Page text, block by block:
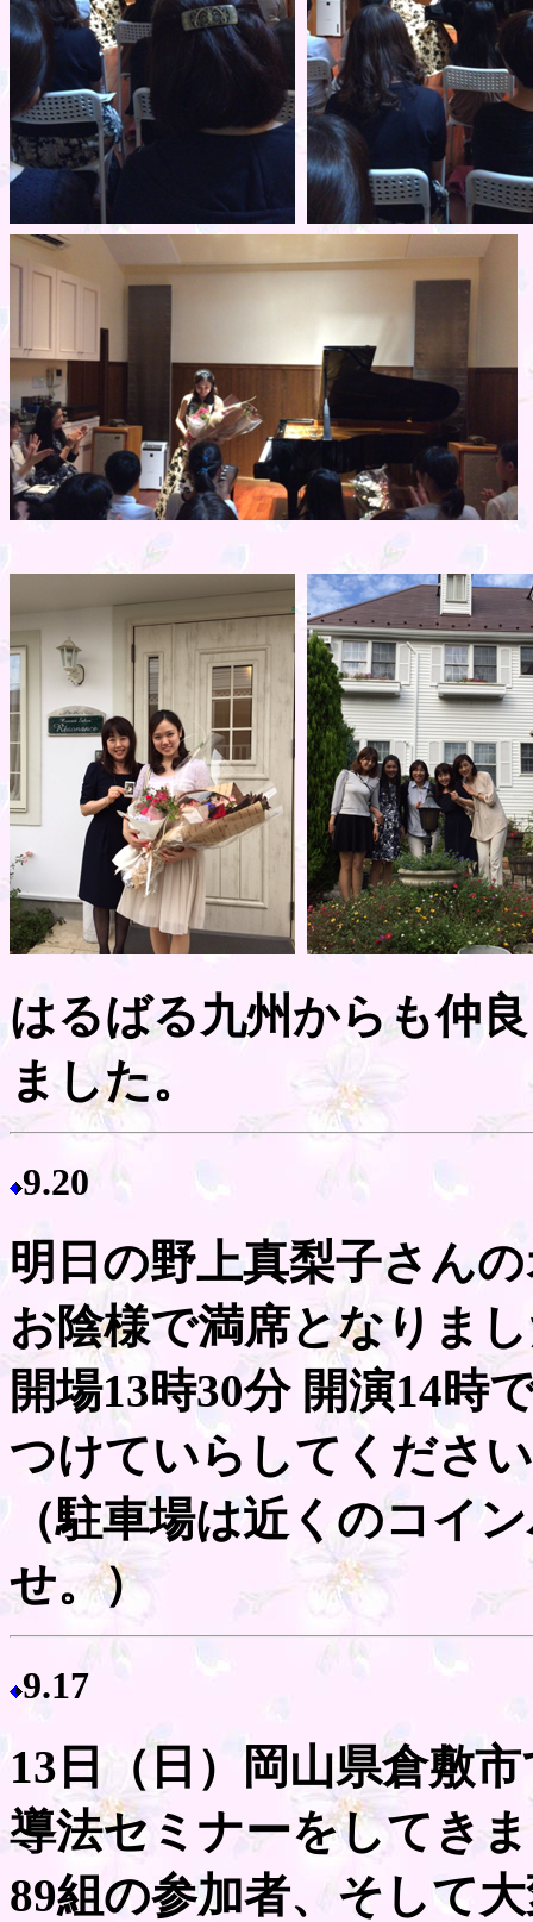
はるばる九州からも仲
ました。
9.20
明日の野上真梨子さん
お陰様で満席となりま
開場13時30分 開演14時
つけていらしてくださ
（駐車場は近くのコイ
せ。）
9.17
13日（日）岡山県倉敷
導法セミナーをしてき
89組の参加者、そして